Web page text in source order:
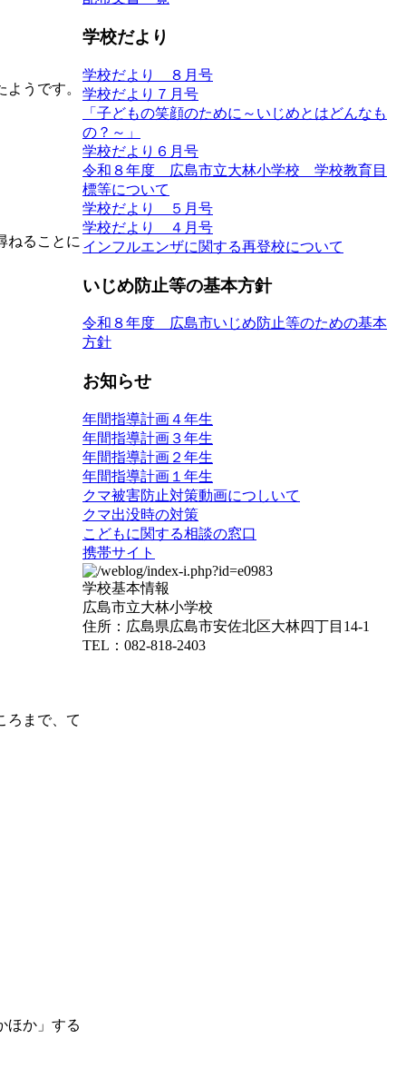
うです。
ねることに
ろまで、て
ほか」する
学校だより
学校だより ８月号
学校だより７月号
「子どもの笑顔のために～いじめとはどんなも
の？～」
学校だより６月号
令和８年度 広島市立大林小学校 学校教育目
標等について
学校だより ５月号
学校だより ４月号
インフルエンザに関する再登校について
いじめ防止等の基本方針
令和８年度 広島市いじめ防止等のための基本
方針
お知らせ
年間指導計画４年生
年間指導計画３年生
年間指導計画２年生
年間指導計画１年生
クマ被害防止対策動画につしいて
クマ出没時の対策
こどもに関する相談の窓口
携帯サイト
学校基本情報
広島市立大林小学校
住所：広島県広島市安佐北区大林四丁目14-1
TEL：082-818-2403